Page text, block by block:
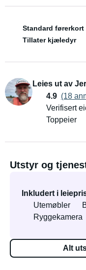
Standard førerkort
Tillater kjæledyr
Leies ut av
4.9 (18
Verifisert
Toppeier
Utstyr og
Inkludert i
Utemøbler
Ryggekamera
Alt